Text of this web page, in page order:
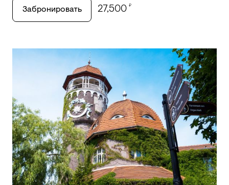
Забронировать 27,500 ₽